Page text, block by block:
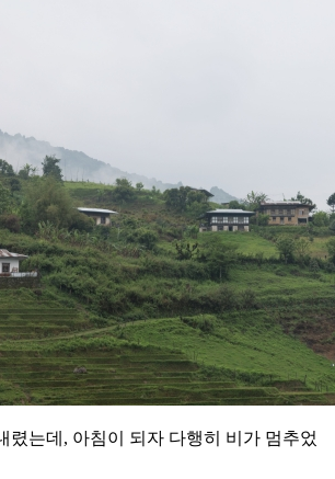
렸는데, 아침이 되자 다행히 비가 멈추었